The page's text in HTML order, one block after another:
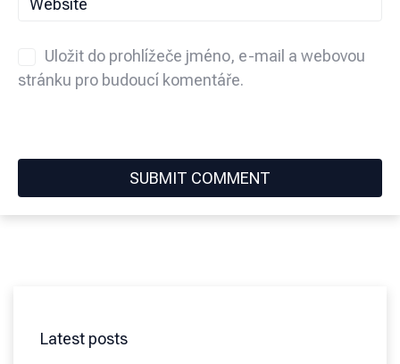
Uložit do prohlížeče jméno, e-mail a webovou
stránku pro budoucí komentáře.
Latest posts